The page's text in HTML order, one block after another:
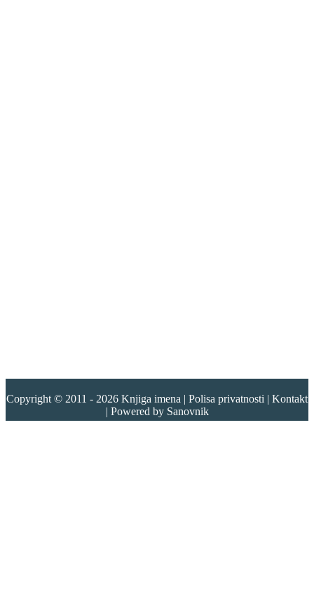
Copyright © 2011 - 2026 Knjiga imena | Polisa privatnosti | Kontakt
| Powered by Sanovnik